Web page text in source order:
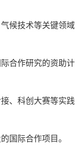
候技术等关键领域
合作研究的资助计
、科创大赛等实践
国际合作项目。